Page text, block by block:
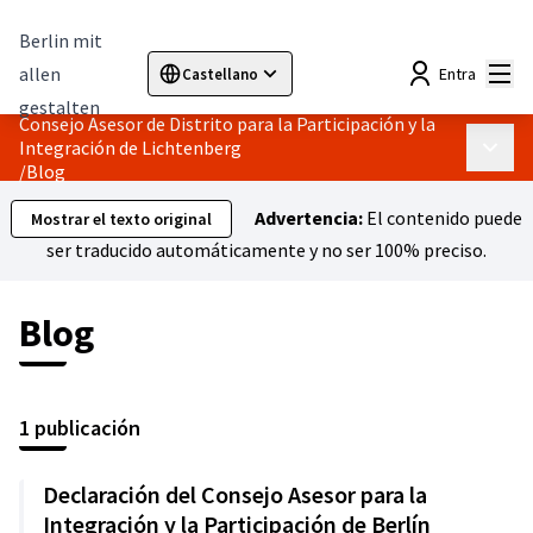
Berlin mit
allen
gestalten
Castellano
Sprache wählenChoose language Elegir el idioma
Entra
Consejo Asesor de Distrito para la Participación y la
Integración de Lichtenberg
/Blog
Mostrar el texto original Advertencia: El contenido puede
ser traducido automáticamente y no ser 100% preciso.
Blog
1 publicación
Declaración del Consejo Asesor para la
Integración y la Participación de Berlín